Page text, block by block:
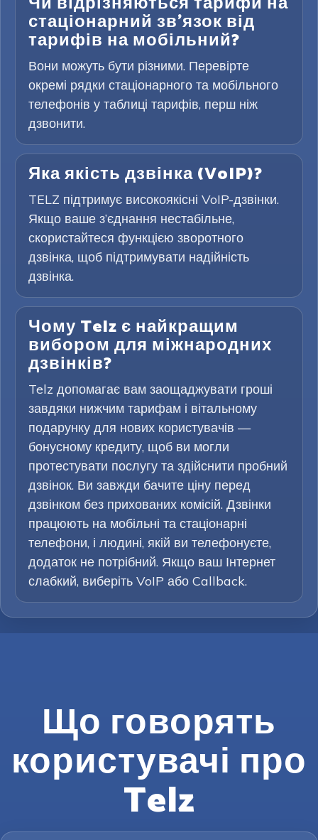
стаціонарний зв’язок від
тарифів на мобільний?
Вони можуть бути різними. Перевірте
окремі рядки стаціонарного та мобільного
телефонів у таблиці тарифів, перш ніж
дзвонити.
Яка якість дзвінка (VoIP)?
TELZ підтримує високоякісні VoIP-дзвінки.
Якщо ваше з’єднання нестабільне,
скористайтеся функцією зворотного
дзвінка, щоб підтримувати надійність
дзвінка.
Чому Telz є найкращим
вибором для міжнародних
дзвінків?
Telz допомагає вам заощаджувати гроші
завдяки нижчим тарифам і вітальному
подарунку для нових користувачів —
бонусному кредиту, щоб ви могли
протестувати послугу та здійснити пробний
дзвінок. Ви завжди бачите ціну перед
дзвінком без прихованих комісій. Дзвінки
працюють на мобільні та стаціонарні
телефони, і людині, якій ви телефонуєте,
додаток не потрібний. Якщо ваш Інтернет
слабкий, виберіть VoIP або Callback.
Що говорять
користувачі про
Telz